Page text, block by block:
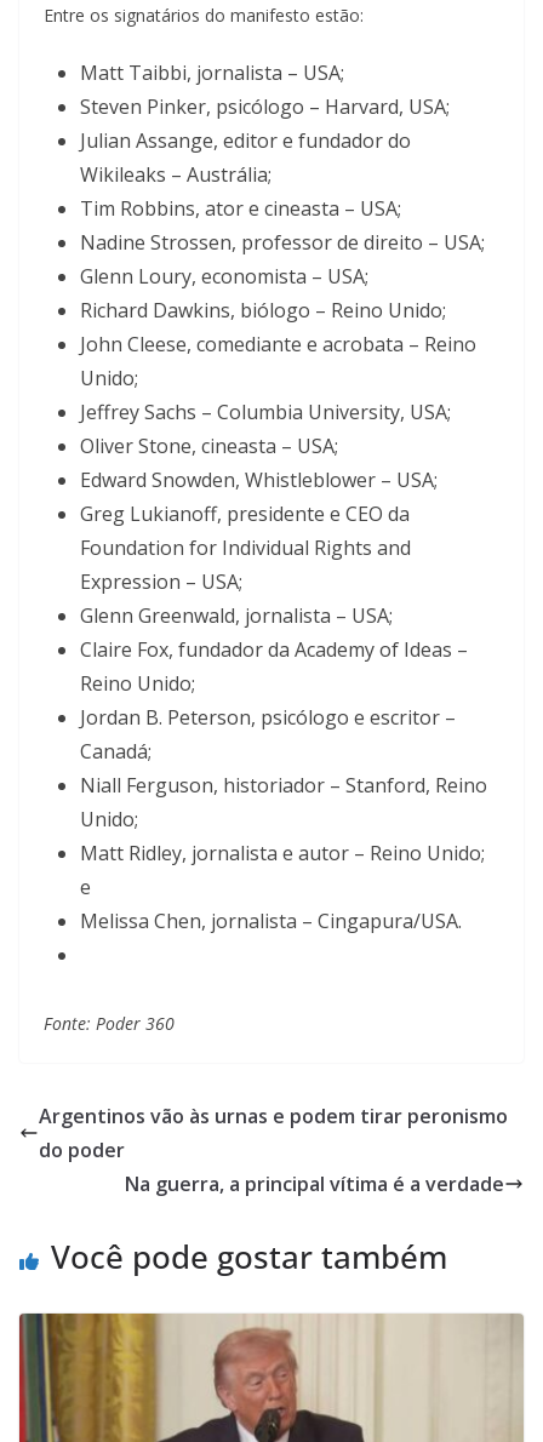
Entre os signatários do manifesto estão:
Matt Taibbi, jornalista – USA;
Steven Pinker, psicólogo – Harvard, USA;
Julian Assange, editor e fundador do
Wikileaks – Austrália;
Tim Robbins, ator e cineasta – USA;
Nadine Strossen, professor de direito – USA;
Glenn Loury, economista – USA;
Richard Dawkins, biólogo – Reino Unido;
John Cleese, comediante e acrobata – Reino
Unido;
Jeffrey Sachs – Columbia University, USA;
Oliver Stone, cineasta – USA;
Edward Snowden, Whistleblower – USA;
Greg Lukianoff, presidente e CEO da
Foundation for Individual Rights and
Expression – USA;
Glenn Greenwald, jornalista – USA;
Claire Fox, fundador da Academy of Ideas –
Reino Unido;
Jordan B. Peterson, psicólogo e escritor –
Canadá;
Niall Ferguson, historiador – Stanford, Reino
Unido;
Matt Ridley, jornalista e autor – Reino Unido;
e
Melissa Chen, jornalista – Cingapura/USA.
Fonte: Poder 360
Argentinos vão às urnas e podem tirar peronismo
do poder
Na guerra, a principal vítima é a verdade
Você pode gostar também